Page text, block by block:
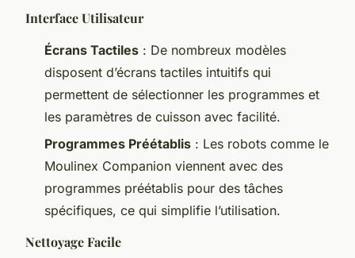
Interface Utilisateur
Écrans Tactiles : De nombreux modèles
disposent d’écrans tactiles intuitifs qui
permettent de sélectionner les programmes et
les paramètres de cuisson avec facilité.
Programmes Préétablis : Les robots comme le
Moulinex Companion viennent avec des
programmes préétablis pour des tâches
spécifiques, ce qui simplifie l’utilisation.
Nettoyage Facile